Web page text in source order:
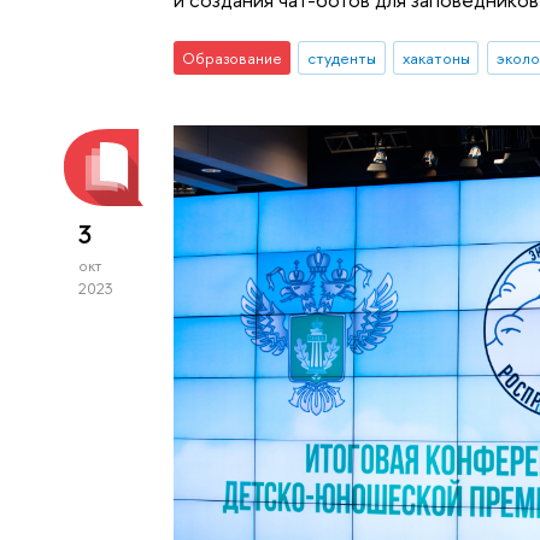
Образование студенты хакатоны
3
окт
2023